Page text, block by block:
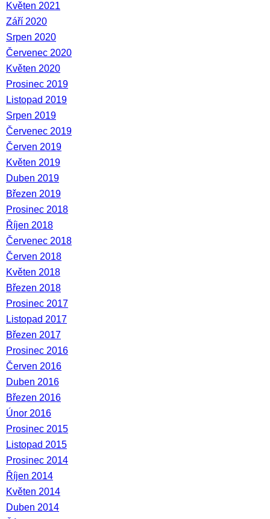
Květen 2021
Září 2020
Srpen 2020
Červenec 2020
Květen 2020
Prosinec 2019
Listopad 2019
Srpen 2019
Červenec 2019
Červen 2019
Květen 2019
Duben 2019
Březen 2019
Prosinec 2018
Říjen 2018
Červenec 2018
Červen 2018
Květen 2018
Březen 2018
Prosinec 2017
Listopad 2017
Březen 2017
Prosinec 2016
Červen 2016
Duben 2016
Březen 2016
Únor 2016
Prosinec 2015
Listopad 2015
Prosinec 2014
Říjen 2014
Květen 2014
Duben 2014